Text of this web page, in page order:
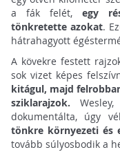
a fák felét, egy
tönkretette azokat.
hátrahagyott
A kövekre festett
sok vizet képes
kitágul, majd
sziklarajzok.
dokumentálta, úgy
tönkre környezeti és
tovább súlyosbodik a